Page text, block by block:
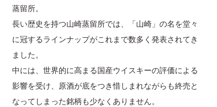
蒸留所。
長い歴史を持つ山崎蒸留所では、「山崎」の名を堂々
に冠するラインナップがこれまで数多く発表されてき
ました。
中には、世界的に高まる国産ウイスキーの評価による
影響を受け、原酒が底をつき惜しまれながらも終売と
なってしまった銘柄も少なくありません。